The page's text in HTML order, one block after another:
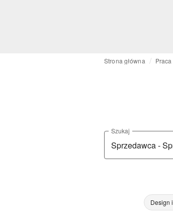
Strona główna Praca
Szukaj
Design